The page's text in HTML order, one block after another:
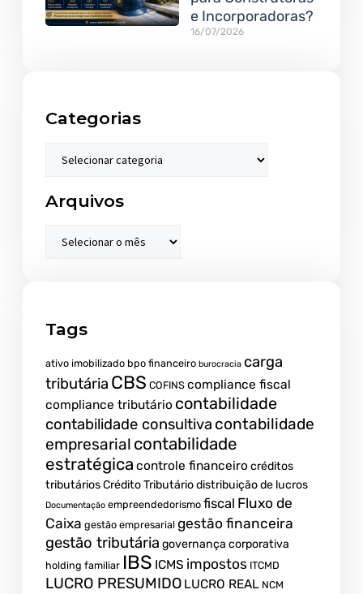
e Incorporadoras?
16/07/2026
Categorias
Arquivos
Tags
ativo imobilizado bpo financeiro burocracia carga
tributária CBS COFINS compliance fiscal
compliance tributário contabilidade
contabilidade consultiva contabilidade
empresarial contabilidade
estratégica controle financeiro créditos
tributáriosCrédito Tributáriodistribuição de lucros
Documentação empreendedorismo fiscal Fluxo de
Caixa gestão empresarial gestão financeira
gestão tributária governança corporativa
holding familiar IBS ICMS impostos ITCMD
LUCRO PRESUMIDO LUCRO REAL NCM